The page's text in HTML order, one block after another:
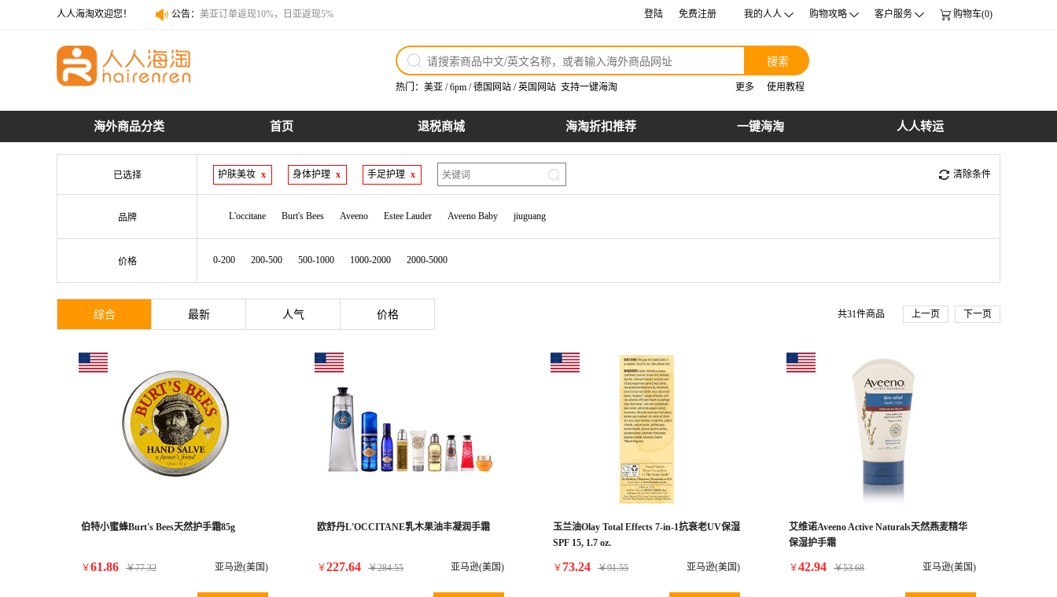
人人海淘欢迎您！ 公告： 美亚订单返现10%，日亚返现5%
登陆 免费注册 我的人人 购物攻略 客户服务 购物车(0)
搜索
热门： 美亚 /6pm /德国网站 /英国网站 支持一键海淘 更多 使用教程
海外商品分类 首页 退税商城 海淘折扣推荐 一键海淘 人人转运
已选择 护肤美妆 x 身体护理 x 手足护理 x 清除条件
品牌 L'occitane Burt's Bees Aveeno Estee Lauder Aveeno Baby jiuguang
价格 0-200 200-500 500-1000 1000-2000 2000-5000
综合 最新 人气 价格 共31件商品 上一页 下一页
伯特小蜜蜂Burt's Bees天然护手霜85g
￥61.86 ￥77.32 亚马逊(美国)
欧舒丹L'OCCITANE乳木果油丰凝润手霜
￥227.64 ￥284.55 亚马逊(美国)
玉兰油Olay Total Effects 7-in-1抗衰老UV保湿
SPF 15, 1.7 oz.
￥ 73.24 ￥91.55 亚马逊(美国)
艾维诺Aveeno Active Naturals天然燕麦精华
保湿护手霜
￥42.94 ￥53.68 亚马逊(美国)